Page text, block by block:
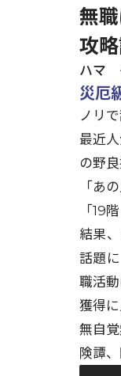
無
攻
ハマ
災厄
ノリ
最近
の野
「あ
「19
結果
話題
職活
獲得
無自
険譚、